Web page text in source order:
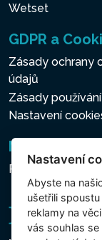
Wetset
GDPR a
Zásady ochrany
údajů
Zásady
Nastavení
Newsletter
Přihlášení k
Nastavení
Abyste na
ušetřili
reklamy na
vás souhlas